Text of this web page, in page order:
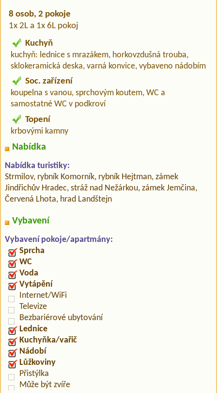
8 osob, 2 pokoje
1x 2L a 1x 6L pokoj
Kuchyň
kuchyň: lednice s mrazákem, horkovzdušná trouba,
sklokeramická deska, varná konvice, vybaveno nádobím
Soc. zařízení
koupelna s vanou, sprchovým koutem, WC a
samostatné WC v podkroví
Topení
krbovými kamny
Nabídka
Nabídka turistiky:
Strmilov, rybník Komorník, rybník Hejtman, zámek
Jindřichův Hradec, stráž nad Nežárkou, zámek Jemčina,
Červená Lhota, hrad Landštejn
Vybavení
Vybavení pokoje/apartmány:
Sprcha
WC
Voda
Vytápění
Internet/WiFi
Televize
Bezbariérové ubytování
Lednice
Kuchyňka/vařič
Nádobí
Lůžkoviny
Přistýlka
Může být zvíře